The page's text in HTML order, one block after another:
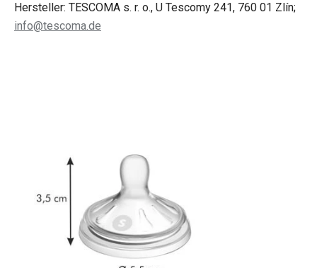
Hersteller: TESCOMA s. r. o., U Tescomy 241, 760 01 Zlín;
info@tescoma.de